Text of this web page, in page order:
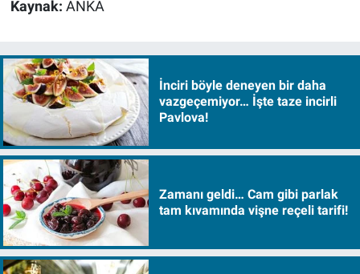
Kaynak: ANKA
İnciri böyle deneyen bir daha
vazgeçemiyor… İşte taze incirli
Pavlova!
Zamanı geldi… Cam gibi parlak
tam kıvamında vişne reçeli tarifi!